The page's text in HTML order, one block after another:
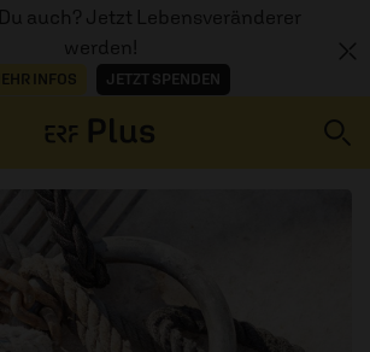
auch? Jetzt Lebensveränderer
werden!
INFOS JETZT SPENDEN